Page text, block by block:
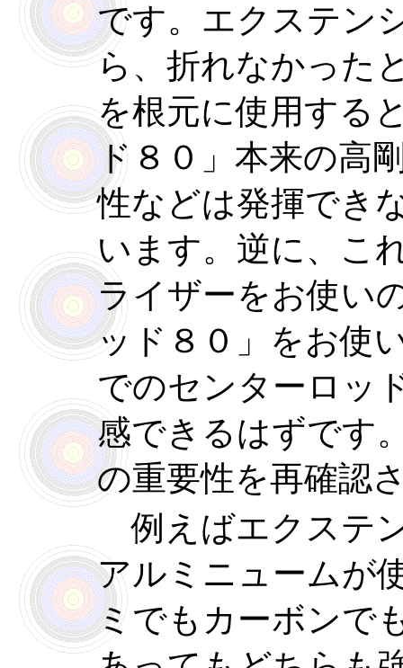
です。エクステン
ら、折れなかった
を根元に使用する
ド８０」本来の高
性などは発揮でき
います。逆に、こ
ライザーをお使い
ッド８０」をお使
でのセンターロッ
感できるはずです
の重要性を再確認
例えばエクステ
アルミニュームが
ミでもカーボンで